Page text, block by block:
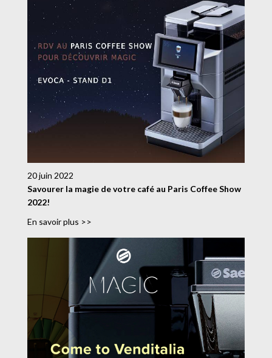
20 juin 2022
Savourer la magie de votre café au Paris Coffee Show
2022!
En savoir plus >>